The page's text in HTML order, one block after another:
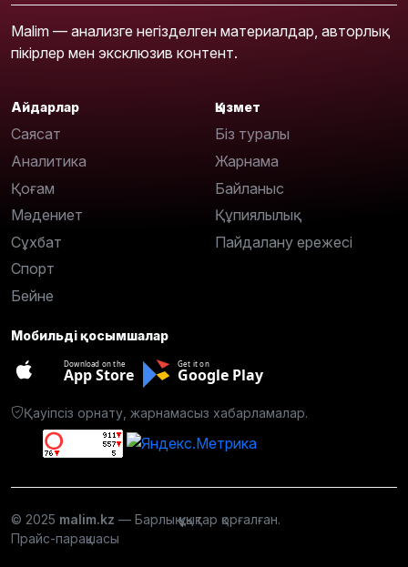
Malim — анализге негізделген материалдар, авторлық
пікірлер мен эксклюзив контент.
Айдарлар
Саясат
Аналитика
Қоғам
Мәдениет
Сұхбат
Спорт
Бейне
Қызмет
Біз туралы
Жарнама
Байланыс
Құпиялылық
Пайдалану ережесі
Мобильді қосымшалар
Download on the
App Store
Get it on
Google Play
Қауіпсіз орнату, жарнамасыз хабарламалар.
© 2025 malim.kz — Барлық құқықтар қорғалған.
Прайс-парақшасы